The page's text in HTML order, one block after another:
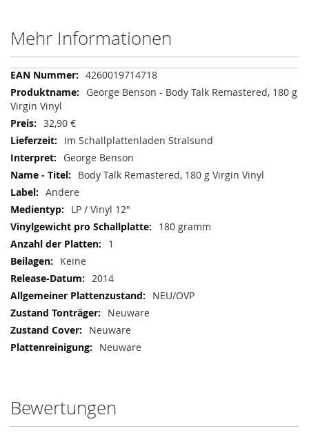
Mehr Informationen
Mehr
Informationen
4260019714718
George Benson - Body Talk Remastered, 180 g
Virgin Vinyl
32,90 €
Im Schallplattenladen Stralsund
George Benson
Body Talk Remastered, 180 g Virgin Vinyl
Andere
LP / Vinyl 12"
180 gramm
1
Keine
2014
NEU/OVP
Neuware
Neuware
Neuware
Bewertungen